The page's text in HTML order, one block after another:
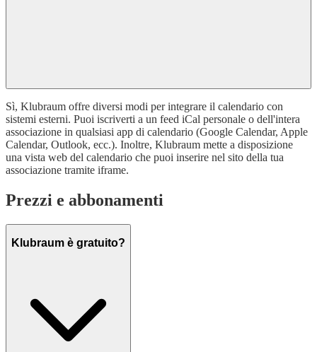
Sì, Klubraum offre diversi modi per integrare il calendario con
sistemi esterni. Puoi iscriverti a un feed iCal personale o dell'intera
associazione in qualsiasi app di calendario (Google Calendar, Apple
Calendar, Outlook, ecc.). Inoltre, Klubraum mette a disposizione
una vista web del calendario che puoi inserire nel sito della tua
associazione tramite iframe.
Prezzi e abbonamenti
Klubraum è gratuito?